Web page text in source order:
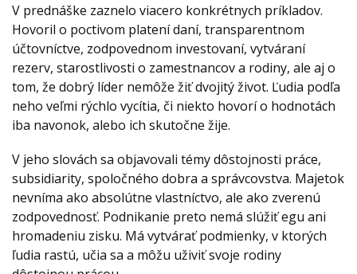
V prednáške zaznelo viacero konkrétnych príkladov.
Hovoril o poctivom platení daní, transparentnom
účtovníctve, zodpovednom investovaní, vytváraní
rezerv, starostlivosti o zamestnancov a rodiny, ale aj o
tom, že dobrý líder nemôže žiť dvojitý život. Ľudia podľa
neho veľmi rýchlo vycítia, či niekto hovorí o hodnotách
iba navonok, alebo ich skutočne žije.
V jeho slovách sa objavovali témy dôstojnosti práce,
subsidiarity, spoločného dobra a správcovstva. Majetok
nevníma ako absolútne vlastníctvo, ale ako zverenú
zodpovednosť. Podnikanie preto nemá slúžiť egu ani
hromadeniu zisku. Má vytvárať podmienky, v ktorých
ľudia rastú, učia sa a môžu uživiť svoje rodiny